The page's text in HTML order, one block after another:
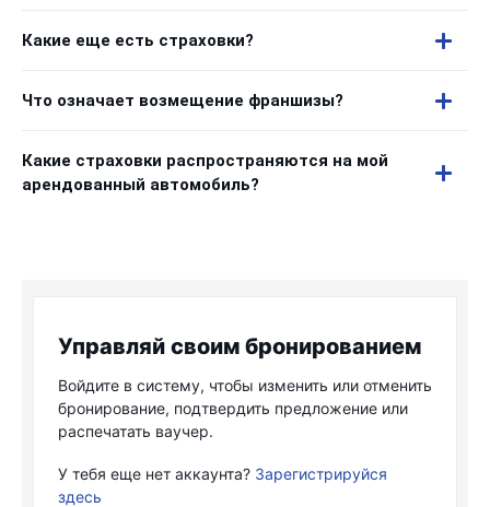
Какие еще есть страховки?
Что означает возмещение франшизы?
Какие страховки распространяются на мой
арендованный автомобиль?
Управляй своим бронированием
Войдите в систему, чтобы изменить или отменить
бронирование, подтвердить предложение или
распечатать ваучер.
У тебя еще нет аккаунта? Зарегистрируйся
здесь